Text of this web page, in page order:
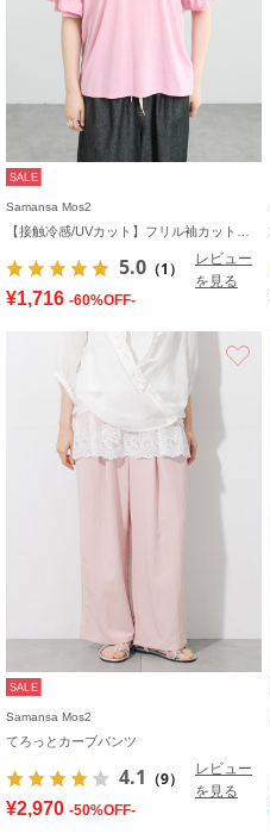
SALE
Samansa Mos2
5.0 （1）
レビュー
を見る
¥1,716 -60%OFF-
SALE
Samansa Mos2
てろっとカーブパンツ
4.1 （9）
レビュー
を見る
¥2,970 -50%OFF-